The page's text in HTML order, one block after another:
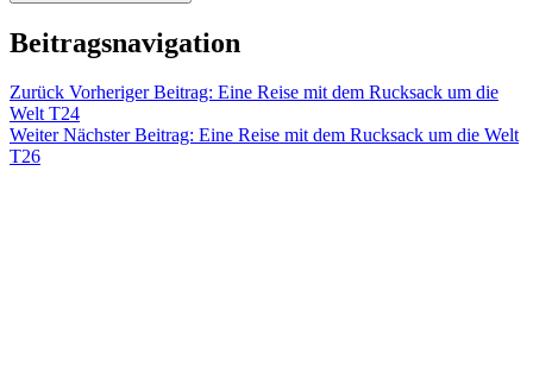
Beitragsnavigation
Zurück Vorheriger Beitrag: Eine Reise mit dem Rucksack um die
Welt T24
Weiter Nächster Beitrag: Eine Reise mit dem Rucksack um die Welt
T26